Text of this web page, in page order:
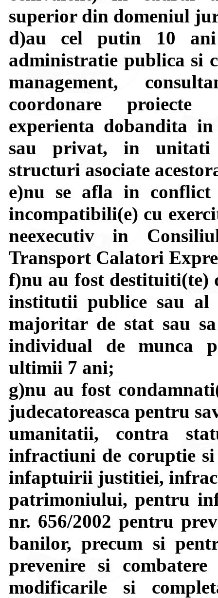
superior din domeniul
d)au cel putin 10
administratie publica si
management,
coordonare
experienta dobandita
sau privat, in unitati
structuri asociate
e)nu se afla in conflict
incompatibili(e) cu
neexecutiv in
Transport Calatori
f)nu au fost
institutii publice sau
majoritar de stat sau
individual de munca
ultimii 7 ani;
g)nu au fost
judecatoreasca pentru
umanitatii, contra
infractiuni de coruptie
infaptuirii justitiei,
patrimoniului, pentru
nr. 656/2002 pentru
banilor, precum si
prevenire si
modificarile si